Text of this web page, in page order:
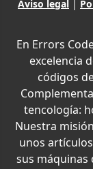
Aviso legal |
En Errors
excelencia
códigos
tencología:
Nuestra
unos
sus máquinas